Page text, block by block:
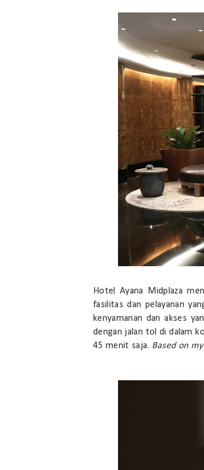
Hotel Ayana Midplaza
fasilitas dan pelayanan
kenyamanan dan akses
dengan jalan tol di dalam
45 menit saja. Based on